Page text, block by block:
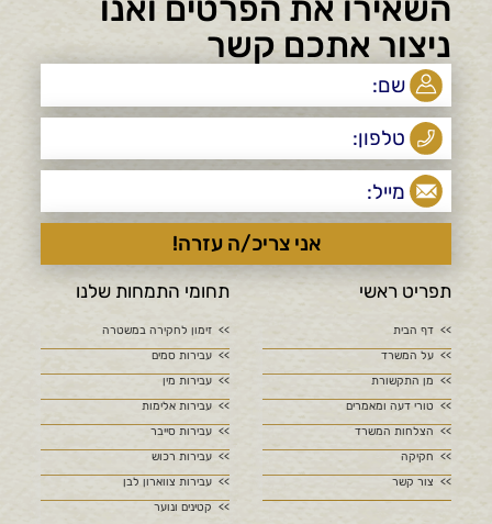
השאירו את הפרטים ואנו
ניצור אתכם קשר
תפריט ראשי
דף הבית
על המשרד
מן התקשורת
טורי דעה ומאמרים
הצלחות המשרד
חקיקה
צור קשר
תחומי התמחות שלנו
זימון לחקירה במשטרה
עבירות סמים
עבירות מין
עבירות אלימות
עבירות סייבר
עבירות רכוש
עבירות צווארון לבן
קטינים ונוער